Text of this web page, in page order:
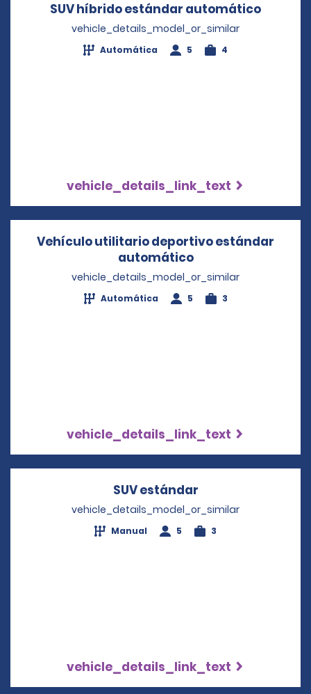
SUV híbrido estándar automático
vehicle_details_model_or_similar
Automática 5 4
vehicle_details_link_text
Vehículo utilitario deportivo estándar
automáticoOpens in a new
vehicle_details_model_or_similar
Automática 5 3
vehicle_details_link_text
SUV estándar
vehicle_details_model_or_similar
Manual 5 3
vehicle_details_link_text